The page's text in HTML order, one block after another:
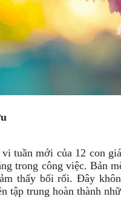
tuần mới của 12 con
trong công việc. Bản
thấy bối rối. Đây
tập trung hoàn thành